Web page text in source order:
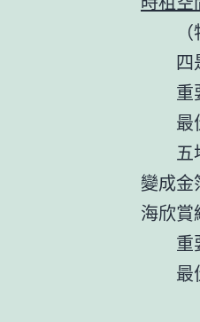
四
重
最
五
變成
海欣賞
重
最